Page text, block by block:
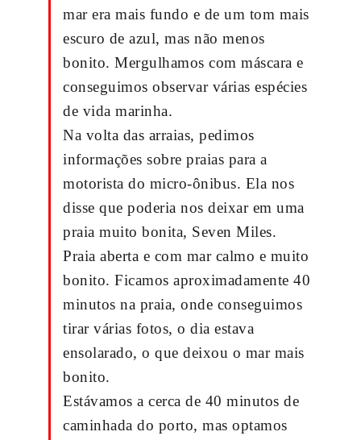
mar era mais fundo e de um tom mais
escuro de azul, mas não menos
bonito. Mergulhamos com máscara e
conseguimos observar várias espécies
de vida marinha.
Na volta das arraias, pedimos
informações sobre praias para a
motorista do micro-ônibus. Ela nos
disse que poderia nos deixar em uma
praia muito bonita, Seven Miles.
Praia aberta e com mar calmo e muito
bonito. Ficamos aproximadamente 40
minutos na praia, onde conseguimos
tirar várias fotos, o dia estava
ensolarado, o que deixou o mar mais
bonito.
Estávamos a cerca de 40 minutos de
caminhada do porto, mas optamos